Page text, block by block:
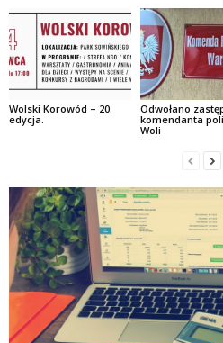
Wolski Korowód – 20.
edycja.
Odwołano
komendanta
Woli